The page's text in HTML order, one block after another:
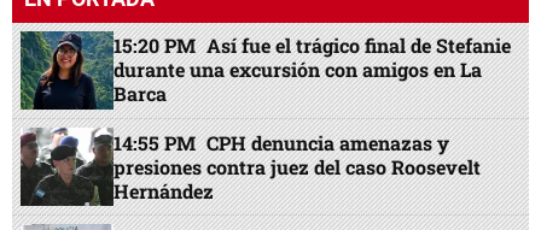
15:20 PM Así fue el trágico final de Stefanie
durante una excursión con amigos en La
Barca
14:55 PM CPH denuncia amenazas y
presiones contra juez del caso Roosevelt
Hernández